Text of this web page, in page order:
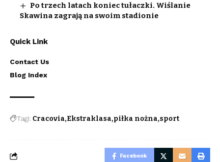
Po trzech latach koniec tułaczki. Wiślanie
Skawina zagrają na swoim stadionie
Quick Link
Contact Us
Blog Index
Tagi: Cracovia Ekstraklasa piłka nożna sport
Facebook